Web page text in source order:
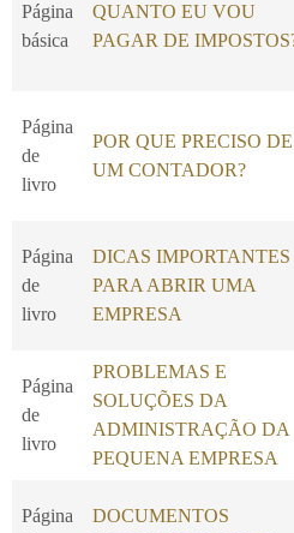
Página
básica
QUANTO EU VOU
PAGAR DE
Página
de
livro
POR QUE PRECISO DE
UM CONTADOR?
Página
de
livro
DICAS IMPORTANTES
PARA ABRIR UMA
EMPRESA
Página
de
livro
PROBLEMAS E
SOLUÇÕES DA
ADMINISTRAÇÃO DA
PEQUENA EMPRESA
Página
DOCUMENTOS